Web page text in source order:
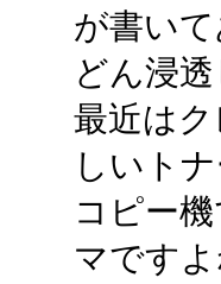
が書い
どん浸
最近は
しいト
コピー
マです